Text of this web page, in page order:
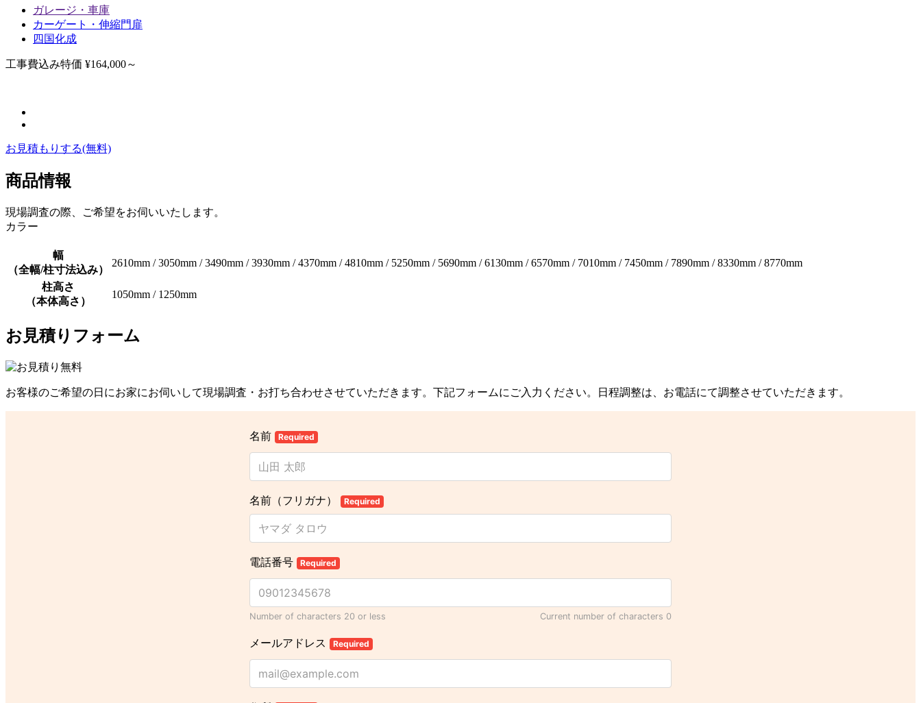
ガレージ・車庫
カーゲート・伸縮門扉
四国化成
工事費込み特価 ¥164,000～
お見積もりする(無料)
商品情報
現場調査の際、ご希望をお伺いいたします。
カラー
幅
（全幅/柱寸法込み）
2610mm / 3050mm / 3490mm / 3930mm / 4370mm / 4810mm / 5250mm / 5690mm / 6130mm / 6570mm / 7010mm / 7450mm / 7890mm / 8330mm / 8770mm
柱高さ
（本体高さ）
1050mm / 1250mm
お見積りフォーム
お客様のご希望の日にお家にお伺いして現場調査・お打ち合わせさせていただきます。下記フォームにご入力ください。日程調整は、お電話にて調整させていただきます。